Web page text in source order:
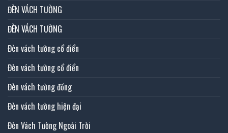
ĐÈN VÁCH TƯỜNG
ĐÈN VÁCH TƯỜNG
Đèn vách tường cổ điển
Đèn vách tường cổ điển
Đèn vách tường đồng
Đèn vách tường hiện đại
Đèn Vách Tường Ngoài Trời